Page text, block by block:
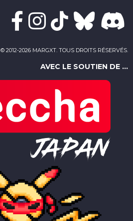
© 2012-2026 MARGXT. TOUS DROITS RÉSERVÉS.
AVEC LE SOUTIEN DE ...